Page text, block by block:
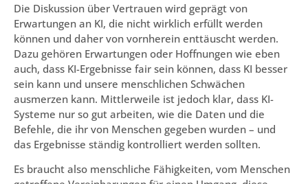
Die Diskussion über Vertrauen wird geprägt von
Erwartungen an KI, die nicht wirklich erfüllt werden
können und daher von vornherein enttäuscht werden.
Dazu gehören Erwartungen oder Hoffnungen wie eben
auch, dass KI-Ergebnisse fair sein können, dass KI besser
sein kann und unsere menschlichen Schwächen
ausmerzen kann. Mittlerweile ist jedoch klar, dass KI-
Systeme nur so gut arbeiten, wie die Daten und die
Befehle, die ihr von Menschen gegeben wurden – und
das Ergebnisse ständig kontrolliert werden sollten.
Es braucht also menschliche Fähigkeiten, vom Menschen